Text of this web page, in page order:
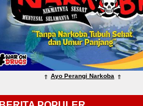
⇑ Ayo Perangi Narkoba ⇑